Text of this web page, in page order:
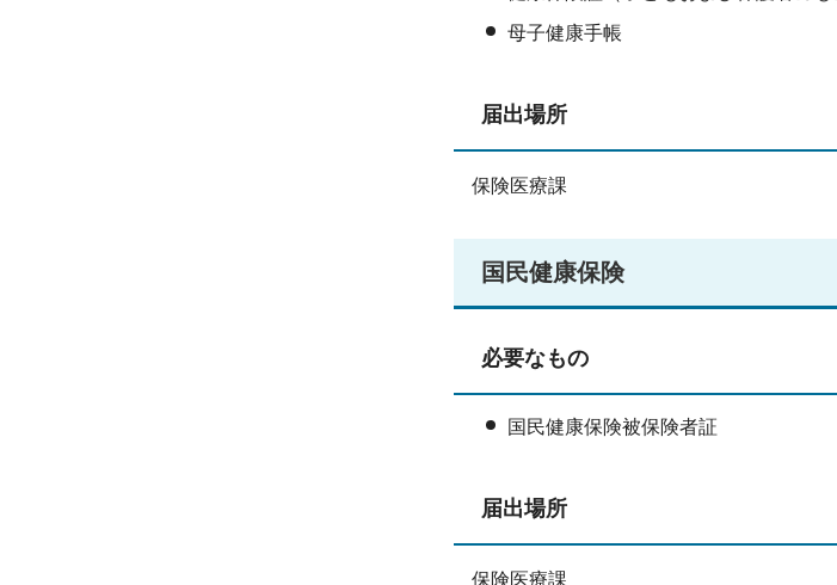
母子健康手帳
届出場所
保険医療課
国民健康保険
必要なもの
国民健康保険被保険者証
届出場所
保険医療課